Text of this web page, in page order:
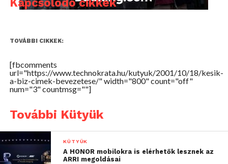
Kapcsolódó cikkek
TOVÁBBI CIKKEK:
[fbcomments
url="https://www.technokrata.hu/kutyuk/2001/10/18/kesik-
a-biz-cimek-bevezetese/" width="800" count="off"
num="3" countmsg=""]
További Kütyük
KÜTYÜK
A HONOR mobilokra is elérhetők lesznek az
ARRI megoldásai